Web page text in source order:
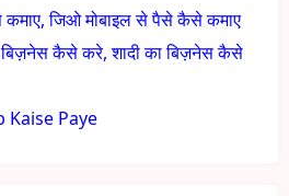
जिओ मोबाइल से पैसे कैसे कमाए
कैसे करे, शादी का बिज़नेस कैसे
Kaise Paye